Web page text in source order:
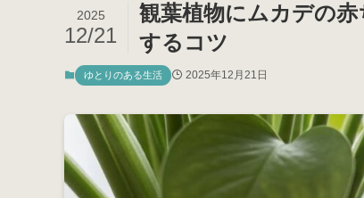
観葉植物にムカデの
するコツ
2025
12/21
ゆとりのある生活 2025年12月21日